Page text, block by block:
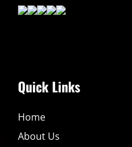
Quick Links
Home
About Us